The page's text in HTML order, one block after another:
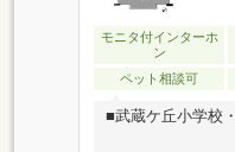
モニタ付インターホ
ン
ペット相談可
■武蔵ケ丘小学校